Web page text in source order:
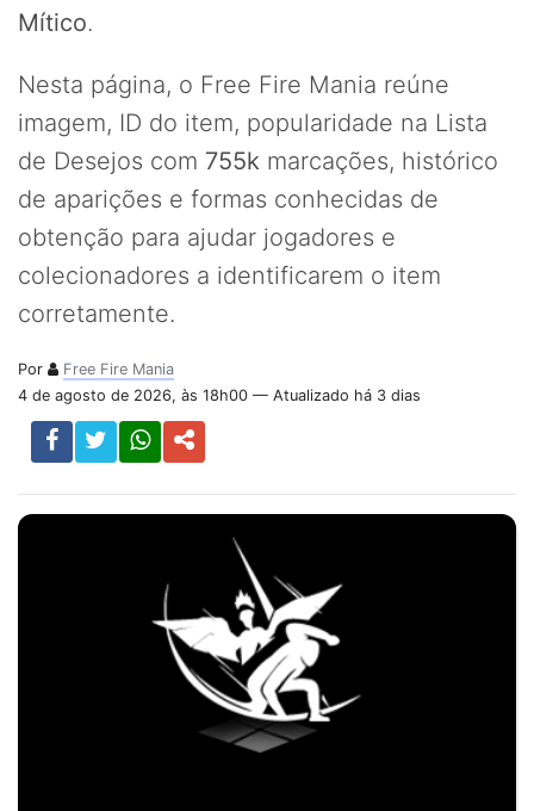
Mítico.
Nesta página, o Free Fire Mania reúne
imagem, ID do item, popularidade na Lista
de Desejos com 755k marcações, histórico
de aparições e formas conhecidas de
obtenção para ajudar jogadores e
colecionadores a identificarem o item
corretamente.
Por
Free Fire Mania
4 de agosto de 2026, às 18h00 — Atualizado há 3 dias